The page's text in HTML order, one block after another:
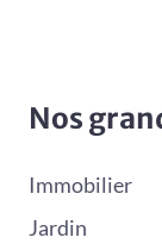
Nos
Immobilier
Jardin